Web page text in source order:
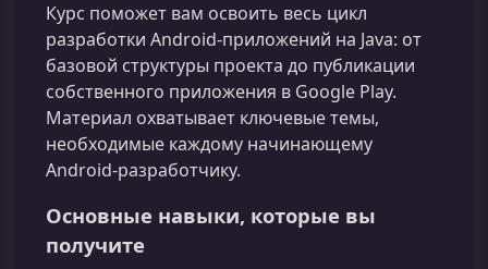
Курс поможет вам освоить весь цикл
разработки Android‑приложений на Java: от
базовой структуры проекта до публикации
собственного приложения в Google Play.
Материал охватывает ключевые темы,
необходимые каждому начинающему
Android‑разработчику.
Основные навыки, которые вы
получите